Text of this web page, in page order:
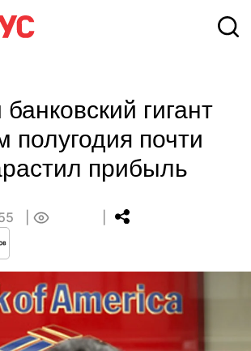
гигант
полугодия почти
прибыль